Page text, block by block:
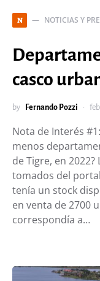
N NOTICIAS Y
casco
by Fernando Pozzi
Nota de Interés
menos
de Tigre, en
tomados del
tenía un stock
en venta de 2700
correspondía a…